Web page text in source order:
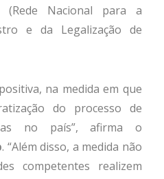
(Rede Nacional para a
e da Legalização de
na medida em que
do processo de
no país”, afirma o
. “Além disso, a medida não
competentes realizem